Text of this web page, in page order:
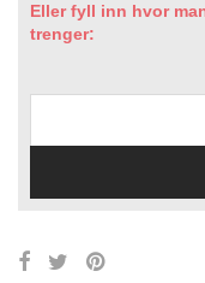
Eller fyll inn hvor
trenger: